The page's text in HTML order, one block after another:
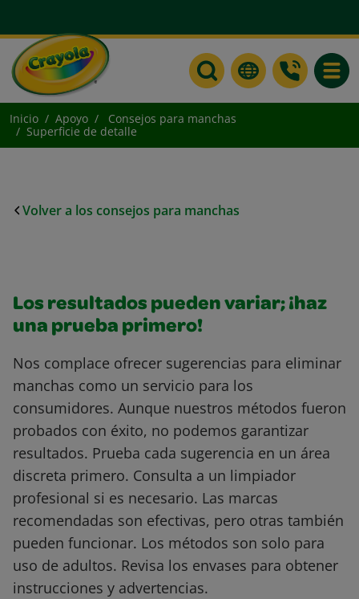
Inicio Apoyo
Consejos para manchas
Superficie de detalle
Volver a los consejos para manchas
Los resultados pueden variar; ¡haz
una prueba primero!
Nos complace ofrecer sugerencias para eliminar
manchas como un servicio para los
consumidores. Aunque nuestros métodos fueron
probados con éxito, no podemos garantizar
resultados. Prueba cada sugerencia en un área
discreta primero. Consulta a un limpiador
profesional si es necesario. Las marcas
recomendadas son efectivas, pero otras también
pueden funcionar. Los métodos son solo para
uso de adultos. Revisa los envases para obtener
instrucciones y advertencias.